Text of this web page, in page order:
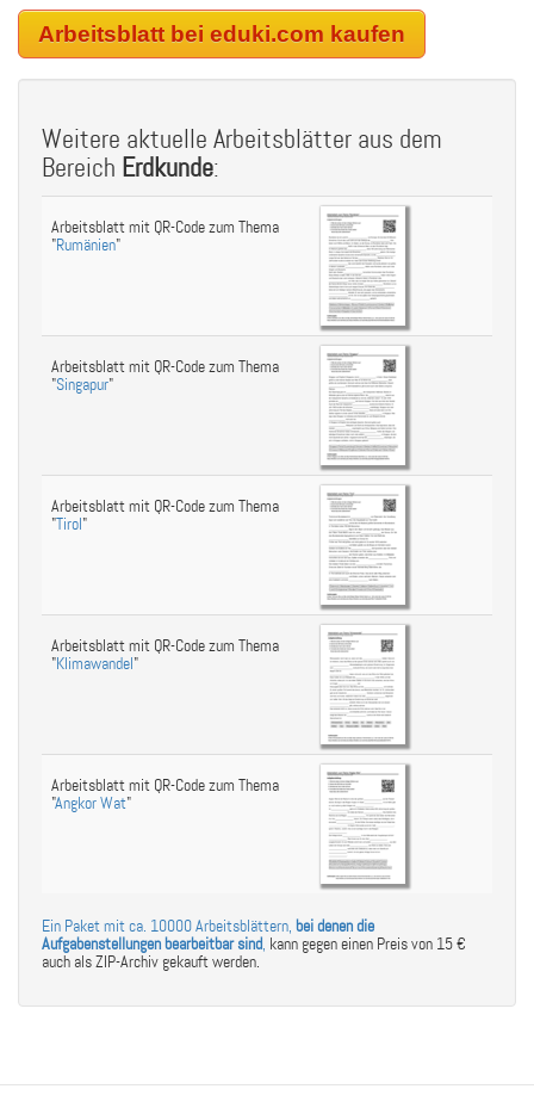
Arbeitsblatt bei eduki.com kaufen
Weitere aktuelle Arbeitsblätter aus dem
Bereich Erdkunde:
Arbeitsblatt mit QR-Code zum Thema
"Rumänien"
Arbeitsblatt mit QR-Code zum Thema
"Singapur"
Arbeitsblatt mit QR-Code zum Thema
"Tirol"
Arbeitsblatt mit QR-Code zum Thema
"Klimawandel"
Arbeitsblatt mit QR-Code zum Thema
"Angkor Wat"
Ein Paket mit ca. 10000 Arbeitsblättern, bei denen die
Aufgabenstellungen bearbeitbar sind, kann gegen einen Preis von 15 €
auch als ZIP-Archiv gekauft werden.